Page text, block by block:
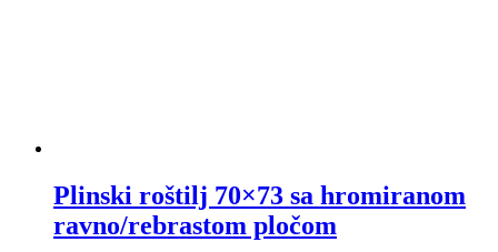
Plinski roštilj 70×73 sa hromiranom
ravno/rebrastom pločom